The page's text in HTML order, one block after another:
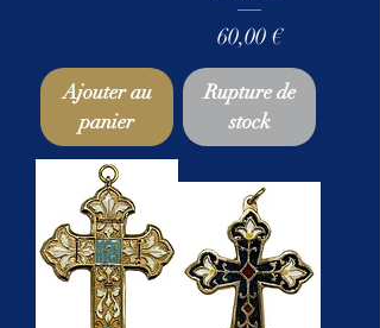
Ajouter au
panier
Prix
60,00 €
Rupture de
stock